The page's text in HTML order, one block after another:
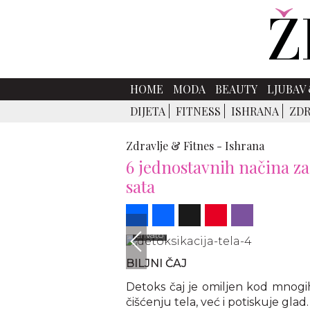
HOME MODA BEAUTY
DIJETA
FITNESS ISHRANA
Zdravlje & Fitnes - Ishrana
6 jednostavnih načina
sata
envato
BILJNI ČAJ
Detoks čaj je omiljen kod
čišćenju tela, već i potiskuje glad.